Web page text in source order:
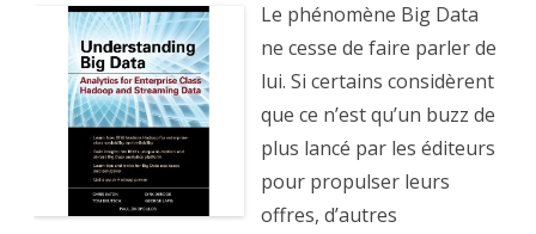
cas
d’usages,
exemples,
intégration,
retour
sur
la
matinée
01
BigData
Le phénomène Big Data
ne cesse de faire parler de
lui. Si certains considèrent
que ce n’est qu’un buzz de
plus lancé par les éditeurs
pour propulser leurs
offres, d’autres